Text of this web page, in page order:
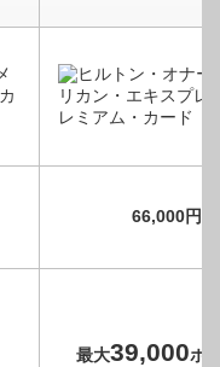
66,000円
最大39,000ポ